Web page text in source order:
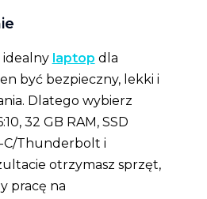
idealny laptop dla
być bezpieczny, lekki i
Dlatego wybierz
32 GB RAM, SSD
C/Thunderbolt i
otrzymasz sprzęt,
pracę na